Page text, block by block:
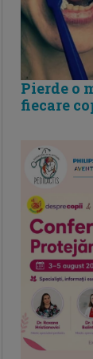
Pierde o
fiecare